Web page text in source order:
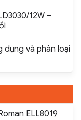
12W –
dụng và phân loại
ELL8019